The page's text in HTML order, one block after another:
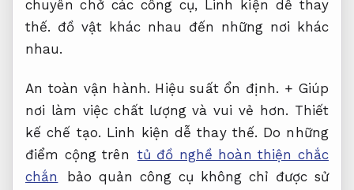
chuyên chở các công cụ, Linh kiện dễ thay
thế. đồ vật khác nhau đến những nơi khác
nhau.
An toàn vận hành. Hiệu suất ổn định. + Giúp
nơi làm việc chất lượng và vui vẻ hơn. Thiết
kế chế tạo. Linh kiện dễ thay thế. Do những
điểm cộng trên tủ đồ nghề hoàn thiện chắc
chắn
bảo quản công cụ không chỉ được sử